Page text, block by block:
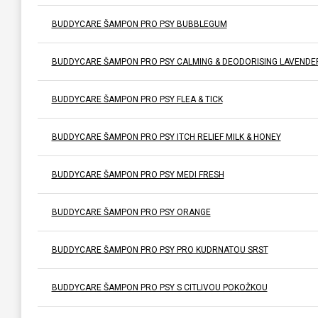
BUDDYCARE ŠAMPON PRO PSY BUBBLEGUM
BUDDYCARE ŠAMPON PRO PSY CALMING & DEODORISING
BUDDYCARE ŠAMPON PRO PSY FLEA & TICK
BUDDYCARE ŠAMPON PRO PSY ITCH RELIEF MILK & HONEY
BUDDYCARE ŠAMPON PRO PSY MEDI FRESH
BUDDYCARE ŠAMPON PRO PSY ORANGE
BUDDYCARE ŠAMPON PRO PSY PRO KUDRNATOU SRST
BUDDYCARE ŠAMPON PRO PSY S CITLIVOU POKOŽKOU